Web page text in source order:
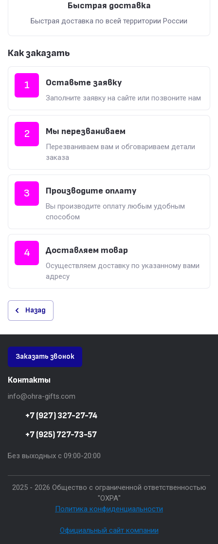
Быстрая доставка
Быстрая доставка по всей территории России
Как заказать
1 Оставьте заявку
Заполните заявку на сайте или позвоните нам
2 Мы перезваниваем
Перезваниваем вам и обговариваем детали
заказа
3 Производите оплату
Вы производите оплату любым удобным
способом
4 Доставляем товар
Осуществляем доставку по указанному вами
адресу
Назад
Заказать звонок
Контакты
info@ohra-gifts.com
+7 (927) 327-27-74
+7 (925) 727-73-57
Без выходных с 09:00-20:00
2025 - 2026 Общество с ограниченной ответственностью
"ОХРА"
Политика конфиденциальности
Официальный сайт компании